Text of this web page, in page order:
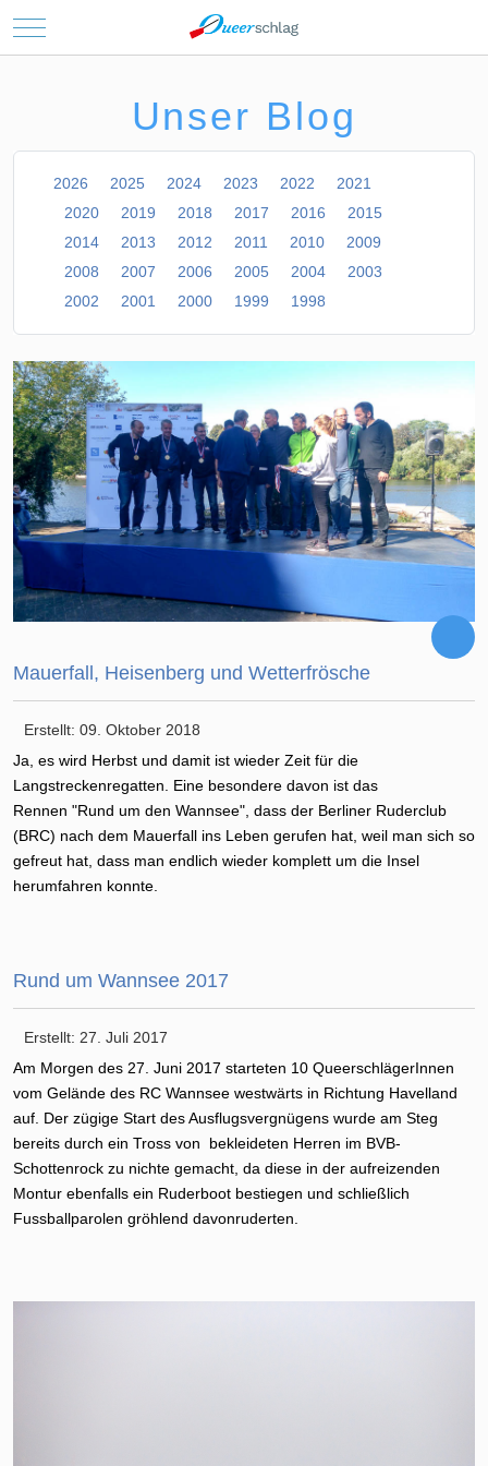
Mobile Menu Toggle
Unser Blog
2026 2025 2024 2023 2022
2021
2020
2019 2018 2017 2016
2015
2014
2013 2012 2011 2010
2009
2008
2007 2006 2005 2004
2003
2002
2001 2000 1999 1998
Mauerfall, Heisenberg und Wetterfrösche
Erstellt: 09. Oktober 2018
Ja, es wird Herbst und damit ist wieder Zeit für die
Langstreckenregatten. Eine besondere davon ist das
Rennen "Rund um den Wannsee", dass der Berliner Ruderclub
(BRC) nach dem Mauerfall ins Leben gerufen hat, weil man sich so
gefreut hat, dass man endlich wieder komplett um die Insel
herumfahren konnte.
Rund um Wannsee 2017
Erstellt: 27. Juli 2017
Am Morgen des 27. Juni 2017 starteten 10 QueerschlägerInnen
vom Gelände des RC Wannsee westwärts in Richtung Havelland
auf. Der zügige Start des Ausflugsvergnügens wurde am Steg
bereits durch ein Tross von bekleideten Herren im BVB-
Schottenrock zu nichte gemacht, da diese in der aufreizenden
Montur ebenfalls ein Ruderboot bestiegen und schließlich
Fussballparolen gröhlend davonruderten.